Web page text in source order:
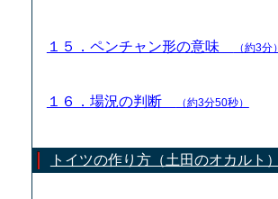
１５．ペンチャン形の意味 （約3分）
１６．場況の判断 （約3分50秒）
トイツの作り方（土田のオカルト）